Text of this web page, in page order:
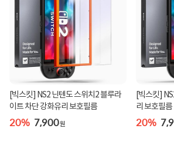
[빅스킷] NS2 닌텐도 스위치2 블루라
이트 차단 강화유리 보호필름
20% 7,900원
[빅스킷]
리 보호필름
20%